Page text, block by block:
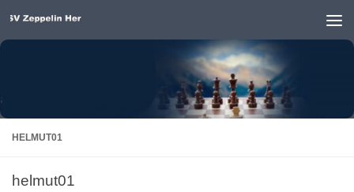
Unter dem Inhalt
HELMUT01
helmut01